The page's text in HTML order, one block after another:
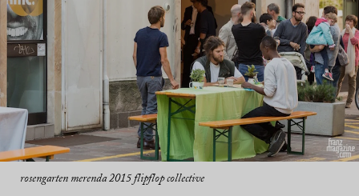
rosengarten merenda 2015 flipflop collective